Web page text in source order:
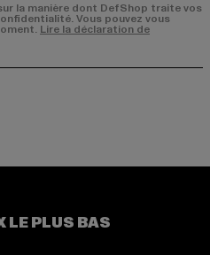
la manière dont DefShop traite vos
Vous pouvez vous
Lire la déclaration de
page:channel:
LE PLUS BAS